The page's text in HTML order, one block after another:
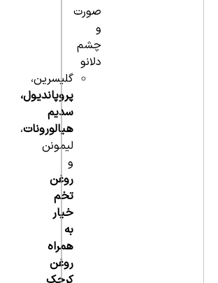
صورت
و
چشم
دلانو
گلیسرین،
پروپاندیول،
سدیم
هیالورونات،
لیمونن
و
روغن
تخم
خیار
به
همراه
روغن